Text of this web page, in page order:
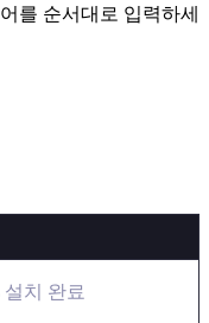
를 순서대로 입력하세
설치 완료